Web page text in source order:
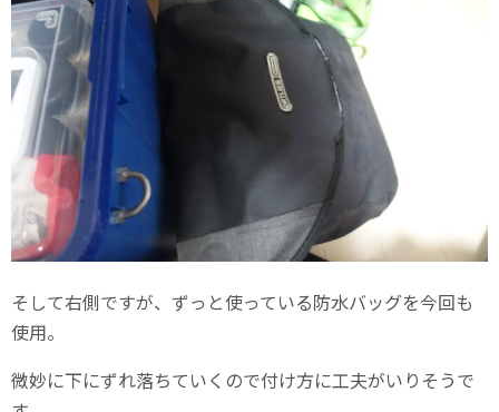
そして右側ですが、ずっと使っている防水バッグを今回も
使用。
微妙に下にずれ落ちていくので付け方に工夫がいりそうで